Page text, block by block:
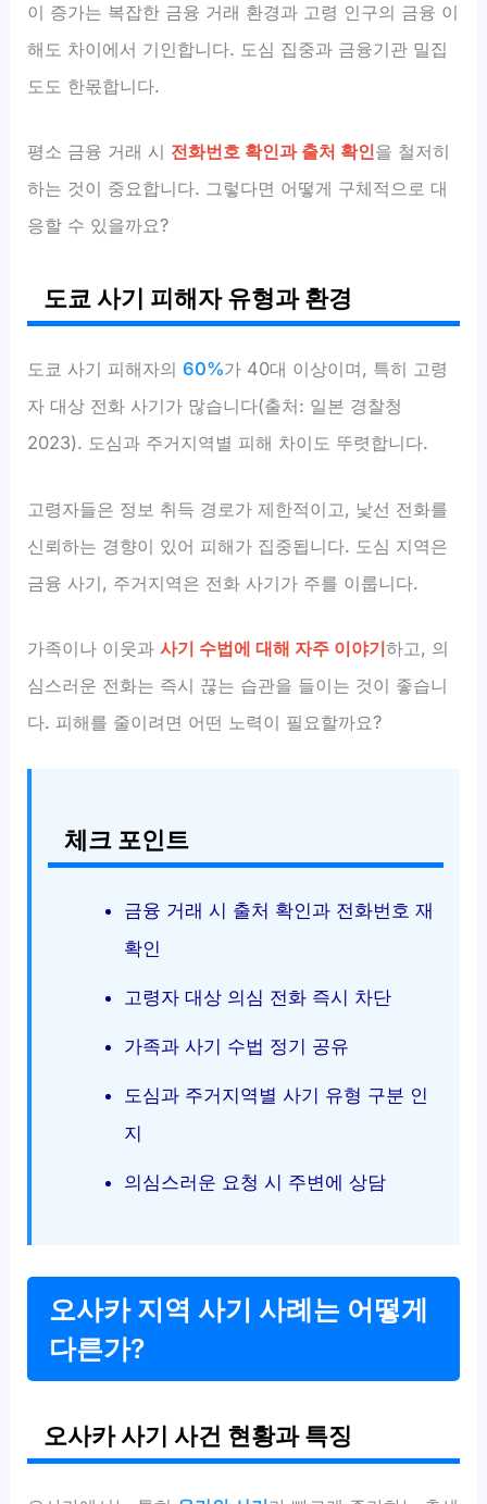
이 증가는 복잡한 금융 거래 환경과 고령 인구의 금융 이
해도 차이에서 기인합니다. 도심 집중과 금융기관 밀집
도도 한몫합니다.
평소 금융 거래 시 전화번호 확인과 출처 확인을 철저히
하는 것이 중요합니다. 그렇다면 어떻게 구체적으로 대
응할 수 있을까요?
도쿄 사기 피해자 유형과 환경
도쿄 사기 피해자의60%가 40대 이상이며, 특히 고령
자 대상 전화 사기가 많습니다(출처: 일본 경찰청
2023). 도심과 주거지역별 피해 차이도 뚜렷합니다.
고령자들은 정보 취득 경로가 제한적이고, 낯선 전화를
신뢰하는 경향이 있어 피해가 집중됩니다. 도심 지역은
금융 사기, 주거지역은 전화 사기가 주를 이룹니다.
가족이나 이웃과사기 수법에 대해 자주 이야기하고, 의
심스러운 전화는 즉시 끊는 습관을 들이는 것이 좋습니
다. 피해를 줄이려면 어떤 노력이 필요할까요?
체크 포인트
금융 거래 시 출처 확인과 전화번호 재
확인
고령자 대상 의심 전화 즉시 차단
가족과 사기 수법 정기 공유
도심과 주거지역별 사기 유형 구분 인
지
의심스러운 요청 시 주변에 상담
오사카 지역 사기 사례는 어떻게
다른가?
오사카 사기 사건 현황과 특징